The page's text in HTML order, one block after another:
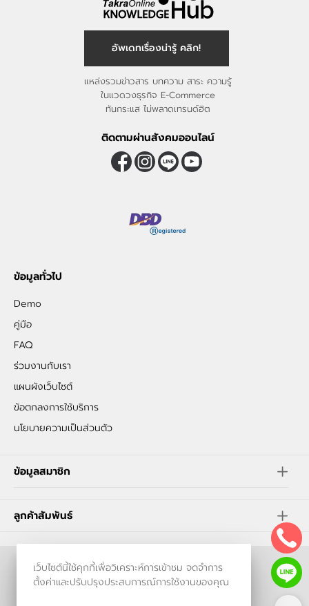
อัพเดทเรื่องน่ารู้ คลิก!
แหล่งรวมข่าวสาร บทความ สาระ ความรู้
ในแวดวงธุรกิจ E-Commerce
ทันกระแส ไม่พลาดเทรนด์ฮิต
ติดตามผ่านสังคมออนไลน์
ข้อมูลทั่วไป
Demo
คู่มือ
FAQ
ร่วมงานกับเรา
แผนผังเว็บไซต์
ข้อตกลงการใช้บริการ
นโยบายความเป็นส่วนตัว
ข้อมูลสมาชิก
ลูกค้าสัมพันธ์
ร้านค้าออนไลน์
เว็บไซต์นี้ใช้คุกกี้เพื่อวิเคราะห์การเข้าชม จดจำการ
ตั้งค่าและปรับปรุงประสบการณ์การใช้งานของคุณ